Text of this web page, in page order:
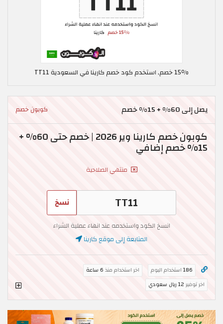
15٪ خصم, استخدم كود خصم كارينا في السعودية TT11
يصل إلى 60% + 15% خصم كوبون خصم
كوبون خصم كارينا وير 2026 | خصم حتى 60% +
15% خصم إضافي
منتهي الصلاحية
نسخ
انسخ الكود واستخدمه عند انهاء عملية الشراء
المتابعة إلى موقع كارينا
186 استخدام اليوم اخر استخدام منذ 6 ساعة
اخر توفير 12 ريال سعودي